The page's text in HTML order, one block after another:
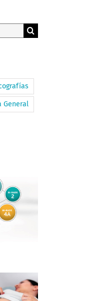
General